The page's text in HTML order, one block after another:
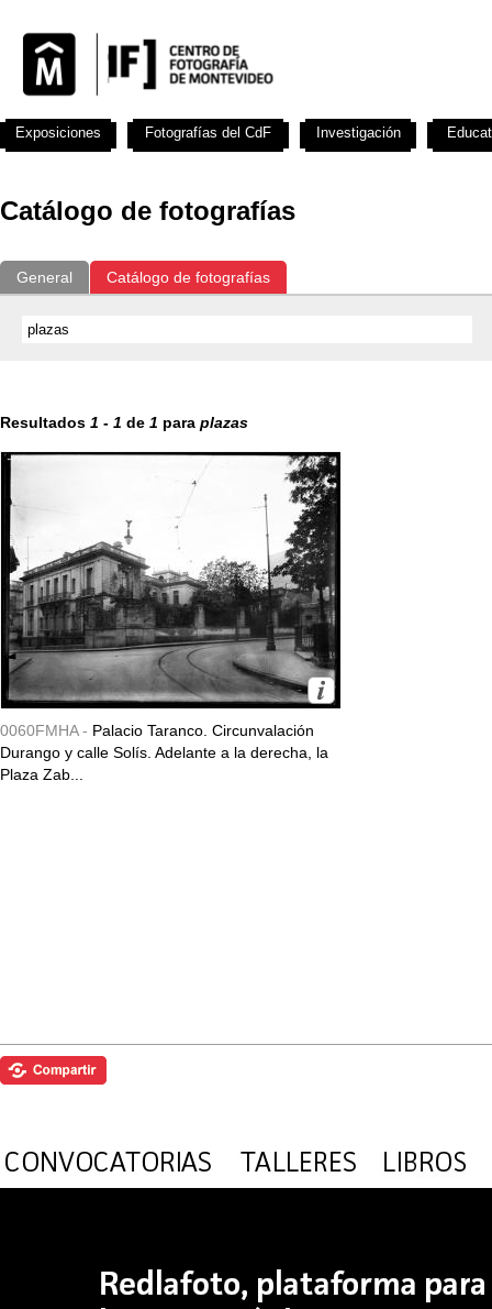
Catálogo de fotografías
General Catálogo de fotografías
Resultados 1 - 1 de 1 para plazas
0060FMHA - Palacio Taranco. Circunvalación
Durango y calle Solís. Adelante a la derecha, la
Plaza Zab...
Exposiciones Fotografías del CdF Investigación